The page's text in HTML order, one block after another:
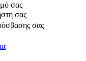
σας
σας
σας